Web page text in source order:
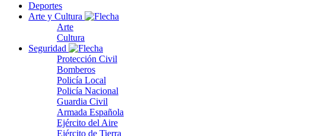
Deportes
Arte y Cultura
Arte
Cultura
Seguridad
Protección Civil
Bomberos
Policía Local
Policía Nacional
Guardia Civil
Armada Española
Ejército del Aire
Ejército de Tierra